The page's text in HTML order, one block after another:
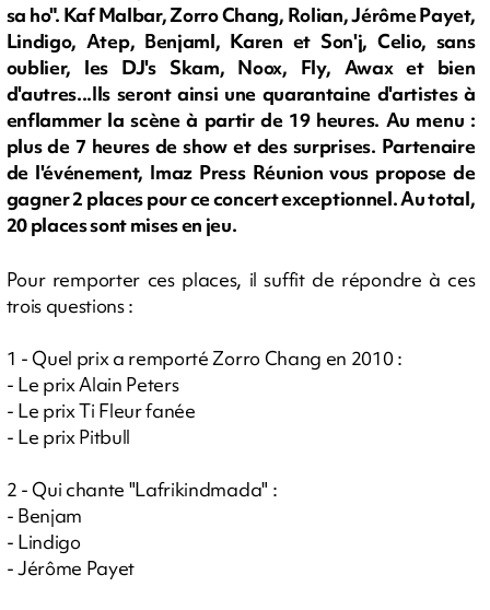
sa ho". Kaf Malbar, Zorro Chang, Rolian, Jérôme Payet,
Lindigo, Atep, Benjaml, Karen et Son'j, Celio, sans
oublier, les DJ's Skam, Noox, Fly, Awax et bien
d'autres...Ils seront ainsi une quarantaine d'artistes à
enflammer la scène à partir de 19 heures. Au menu :
plus de 7 heures de show et des surprises. Partenaire
de l'événement, Imaz Press Réunion vous propose de
gagner 2 places pour ce concert exceptionnel. Au total,
20 places sont mises en jeu.
Pour remporter ces places, il suffit de répondre à ces
trois questions :
1 - Quel prix a remporté Zorro Chang en 2010 :
- Le prix Alain Peters
- Le prix Ti Fleur fanée
- Le prix Pitbull
2 - Qui chante "Lafrikindmada" :
- Benjam
- Lindigo
- Jérôme Payet